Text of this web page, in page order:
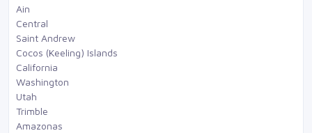
Ain
Central
Saint Andrew
Cocos (Keeling) Islands
California
Washington
Utah
Trimble
Amazonas